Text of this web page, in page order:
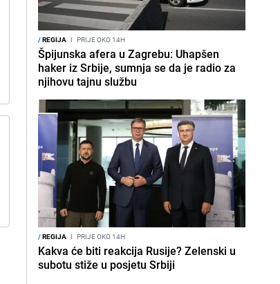
/REGIJA I PRIJE OKO 14H
Špijunska afera u Zagrebu: Uhapšen
haker iz Srbije, sumnja se da je radio za
njihovu tajnu službu
/REGIJA I PRIJE OKO 14H
Kakva će biti reakcija Rusije? Zelenski u
subotu stiže u posjetu Srbiji